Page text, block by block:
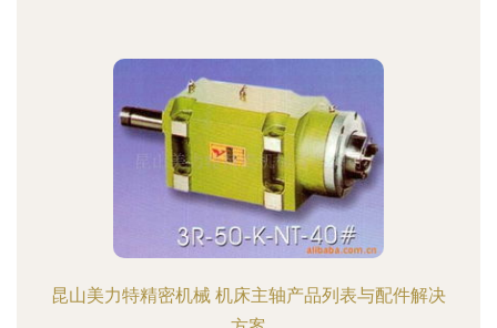
昆山美力特精密机械 机床主轴产品列表与配件解决